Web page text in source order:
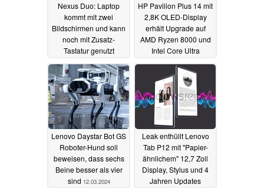
Nexus Duo: Laptop
kommt mit zwei
Bildschirmen und kann
noch mit Zusatz-
Tastatur genutzt
23.07.2024
HP Pavilion Plus 14 mit
2,8K OLED-Display
erhält Upgrade auf
AMD Ryzen 8000 und
Intel Core Ultra
19.03.2024
Lenovo Daystar Bot GS
Roboter-Hund soll
beweisen, dass sechs
Beine besser als vier
sind 12.03.2024
Leak enthüllt Lenovo
Tab P12 mit "Papier-
ähnlichem" 12,7 Zoll
Display, Stylus und 4
Jahren Updates